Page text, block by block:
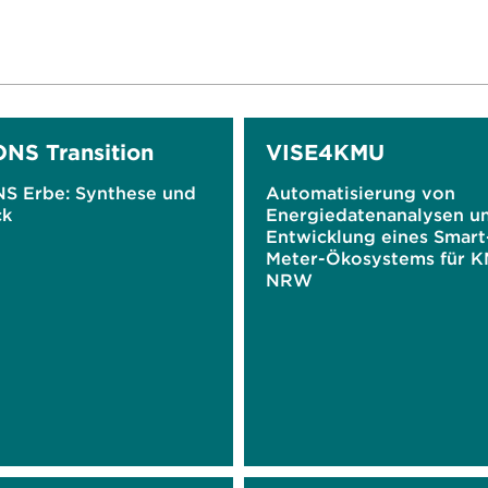
Transition
Erbe: Synthese und
VISE4KMU
Automatisierung von
Energiedatenanalysen
Entwicklung eines
Meter-Ökosystems für
NRW